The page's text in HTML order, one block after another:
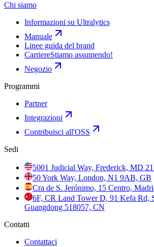
Chi siamo
Informazioni su Ultralytics
Manuale
Linee guida del brand
CarriereStiamo assumendo!
Negozio
Programmi
Partner
Integrazioni
Contribuisci all'OSS
Sedi
5001 Judicial Way, Frederick, MD
50 York Way, London, N1 9AB, GB
Cra de S. Jerónimo, 15 Centro,
6F, CR Land Tower D, 91 Kefa Rd,
Guangdong 518057, CN
Contatti
Contattaci